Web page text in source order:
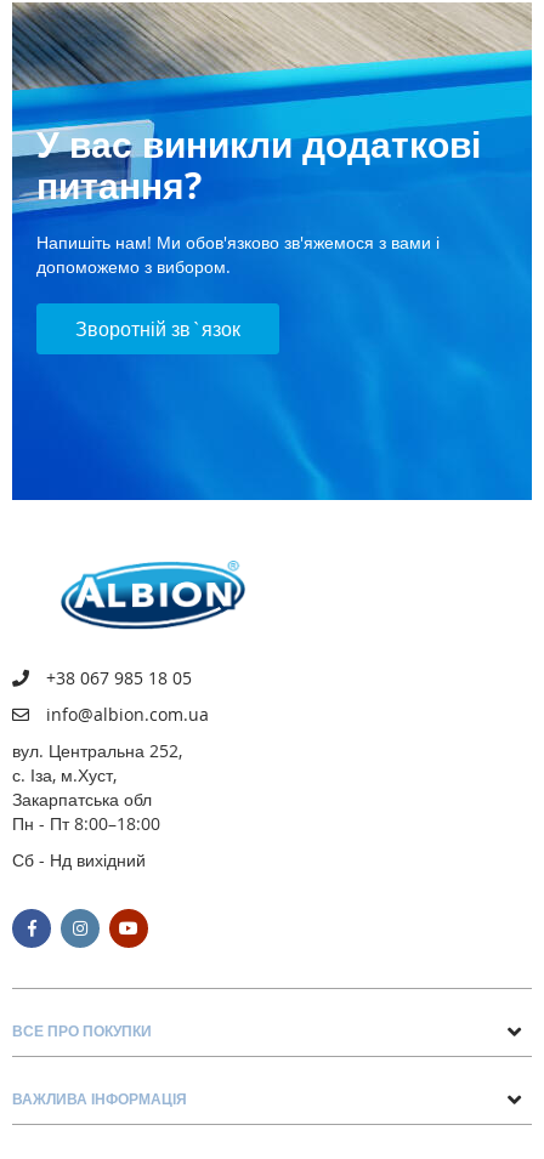
У вас виникли додаткові
питання?
Напишіть нам! Ми обов'язково зв'яжемося з вами і
допоможемо з вибором.
Зворотній зв`язок
+38 067 985 18 05
info@albion.com.ua
вул. Центральна 252,
с. Іза, м.Хуст,
Закарпатська обл
Пн - Пт 8:00–18:00
Сб - Нд вихідний
ВСЕ ПРО ПОКУПКИ
Про нас
ВАЖЛИВА ІНФОРМАЦІЯ